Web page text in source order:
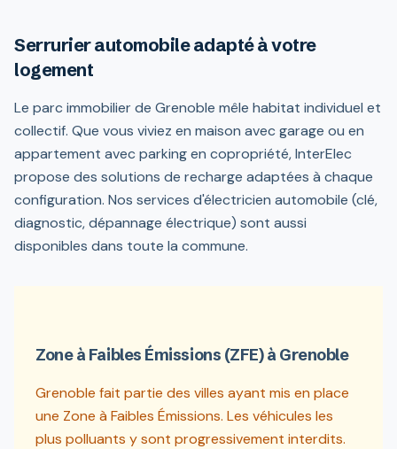
Serrurier automobile adapté à votre
logement
Le parc immobilier de Grenoble mêle habitat individuel et
collectif. Que vous viviez en maison avec garage ou en
appartement avec parking en copropriété, InterElec
propose des solutions de recharge adaptées à chaque
configuration. Nos services d'électricien automobile (clé,
diagnostic, dépannage électrique) sont aussi
disponibles dans toute la commune.
Zone à Faibles Émissions (ZFE) à Grenoble
Grenoble fait partie des villes ayant mis en place
une Zone à Faibles Émissions. Les véhicules les
plus polluants y sont progressivement interdits.